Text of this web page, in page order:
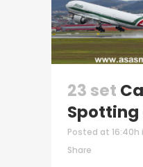
23 set
Posted at 16:40h
Share